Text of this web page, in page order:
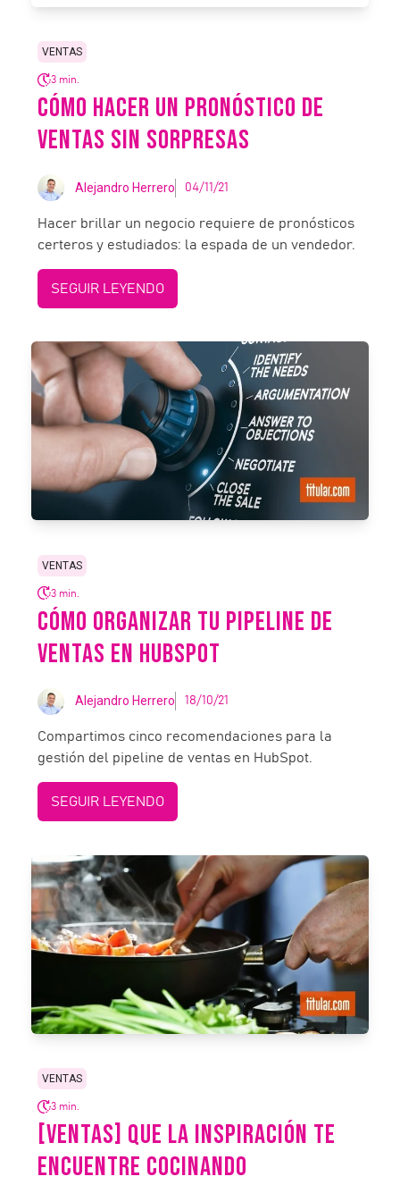
VENTAS
3 min.
CÓMO HACER UN PRONÓSTICO DE
VENTAS SIN SORPRESAS
Alejandro Herrero 04/11/21
Hacer brillar un negocio requiere de pronósticos
certeros y estudiados: la espada de un vendedor.
SEGUIR LEYENDO
VENTAS
3 min.
CÓMO ORGANIZAR TU PIPELINE DE
VENTAS EN HUBSPOT
Alejandro Herrero 18/10/21
Compartimos cinco recomendaciones para la
gestión del pipeline de ventas en HubSpot.
SEGUIR LEYENDO
VENTAS
3 min.
[VENTAS] QUE LA INSPIRACIÓN TE
ENCUENTRE COCINANDO